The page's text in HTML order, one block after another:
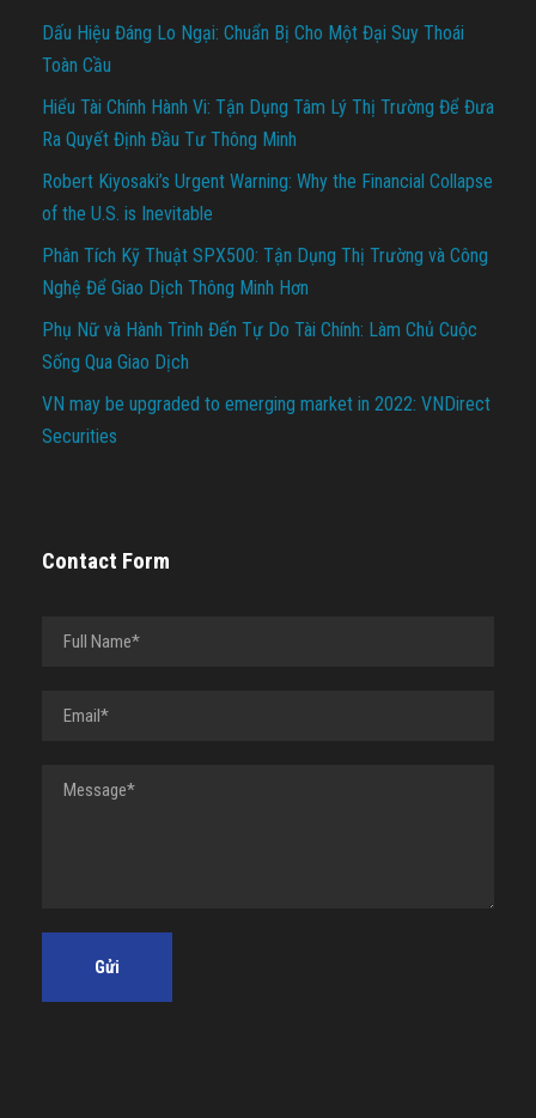
Dấu Hiệu Đáng Lo Ngại: Chuẩn Bị Cho Một Đại Suy Thoái
Toàn Cầu
Hiểu Tài Chính Hành Vi: Tận Dụng Tâm Lý Thị Trường Để Đưa
Ra Quyết Định Đầu Tư Thông Minh
Robert Kiyosaki’s Urgent Warning: Why the Financial Collapse
of the U.S. is Inevitable
Phân Tích Kỹ Thuật SPX500: Tận Dụng Thị Trường và Công
Nghệ Để Giao Dịch Thông Minh Hơn
Phụ Nữ và Hành Trình Đến Tự Do Tài Chính: Làm Chủ Cuộc
Sống Qua Giao Dịch
VN may be upgraded to emerging market in 2022: VNDirect
Securities
Contact Form